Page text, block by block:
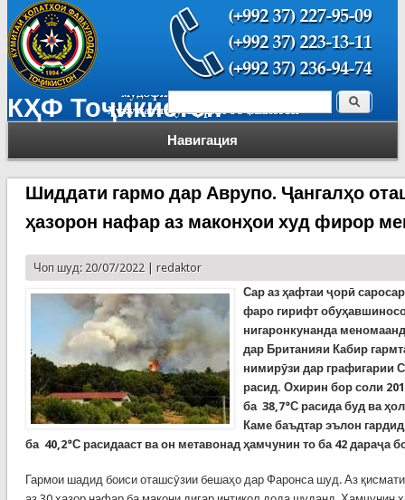
КҲФ Тоҷикистон
Навигация
Форма поиска Поиск
Шиддати гармо дар Аврупо. Ҷангалҳо
ҳазорон нафар аз маконҳои худ фирор
Чоп шуд: 20/07/2022 | redaktor
Сар аз ҳафтаи ҷорӣ
фаро гирифт
нигаронкунанда
дар Британияи Кабир
нимирӯзи дар графигарии
расид. Охирин бор соли
ба 38,7°С расида буд ва
Каме баъдтар эълон
ба 40,2°Срасидааст ва он метавонад ҳамчунин то ба 42 дараҷа
Гармои шадид боиси оташсӯзии бешаҳо дар Фаронса шуд. Аз